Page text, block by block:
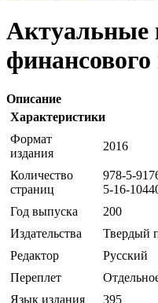
Актуальные
финансового
Описание
Характеристики
Формат
издания
2016
Количество
страниц
978-5-
5-16-
Год выпуска
200
Издательства
Твердый
Редактор
Русский
Переплет
Язык издания
395